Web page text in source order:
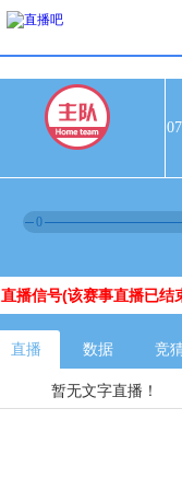
0
直播信号(该赛事直播已结
直播 数据 竞
暂无文字直播！